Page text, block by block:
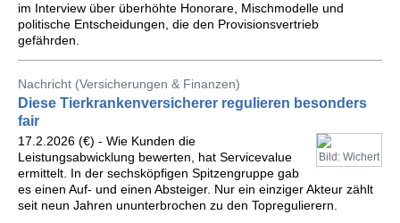
im Interview über überhöhte Honorare, Mischmodelle und
politische Entscheidungen, die den Provisionsvertrieb
gefährden.
Nachricht (Versicherungen & Finanzen)
Diese Tierkrankenversicherer regulieren besonders
fair
Bild: Wichert
17.2.2026 (€) - Wie Kunden die
Leistungsabwicklung bewerten, hat Servicevalue
ermittelt. In der sechsköpfigen Spitzengruppe gab
es einen Auf- und einen Absteiger. Nur ein einziger Akteur zählt
seit neun Jahren ununterbrochen zu den Topregulierern.